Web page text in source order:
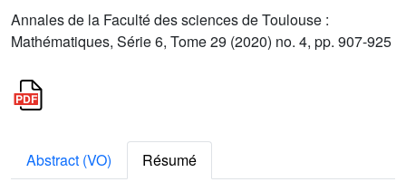
Annales de la Faculté des sciences de Toulouse :
Mathématiques, Série 6, Tome 29 (2020) no. 4, pp. 907-925
Abstract (VO)
Résumé